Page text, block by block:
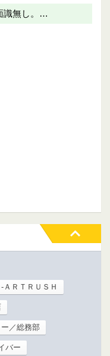
識無し。…
ＡＲＴＲＵＳＨ
／総務部
バー